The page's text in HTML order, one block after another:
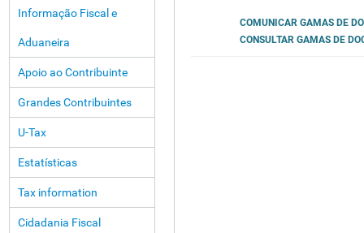
Informação Fiscal e
Aduaneira
Apoio ao Contribuinte
Grandes Contribuintes
U-Tax
Estatísticas
Tax information
Cidadania Fiscal
COMUNICAR GAMAS DE
CONSULTAR GAMAS DE